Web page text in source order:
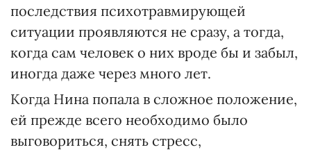
последствия психотравмирующей
ситуации проявляются не сразу, а тогда,
когда сам человек о них вроде бы и забыл,
иногда даже через много лет.
Когда Нина попала в сложное положение,
ей прежде всего необходимо было
выговориться, снять стресс,